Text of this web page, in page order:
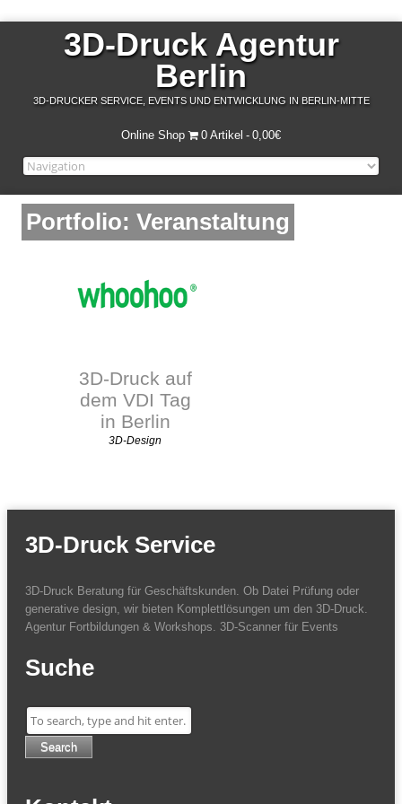
3D-Druck Agentur
Berlin
3D-DRUCKER SERVICE, EVENTS UND ENTWICKLUNG IN BERLIN-MITTE
Online Shop 0 Artikel 0,00€
Portfolio: Veranstaltung
3D-Druck auf
dem VDI Tag
in Berlin
3D-Design
3D-Druck Service
3D-Druck Beratung für Geschäftskunden. Ob Datei Prüfung oder
generative design, wir bieten Komplettlösungen um den 3D-Druck.
Agentur Fortbildungen & Workshops. 3D-Scanner für Events
Suche
Search